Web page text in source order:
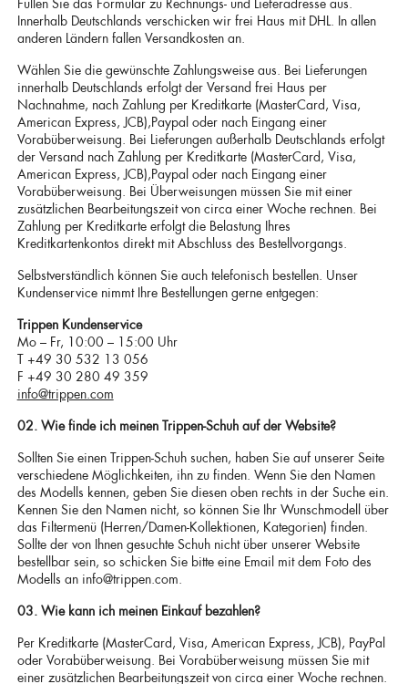
Füllen Sie das Formular zu Rechnungs- und Lieferadresse aus.
Innerhalb Deutschlands verschicken wir frei Haus mit DHL. In allen
anderen Ländern fallen Versandkosten an.
Wählen Sie die gewünschte Zahlungsweise aus. Bei Lieferungen
innerhalb Deutschlands erfolgt der Versand frei Haus per
Nachnahme, nach Zahlung per Kreditkarte (MasterCard, Visa,
American Express, JCB),Paypal oder nach Eingang einer
Vorabüberweisung. Bei Lieferungen außerhalb Deutschlands erfolgt
der Versand nach Zahlung per Kreditkarte (MasterCard, Visa,
American Express, JCB),Paypal oder nach Eingang einer
Vorabüberweisung. Bei Überweisungen müssen Sie mit einer
zusätzlichen Bearbeitungszeit von circa einer Woche rechnen. Bei
Zahlung per Kreditkarte erfolgt die Belastung Ihres
Kreditkartenkontos direkt mit Abschluss des Bestellvorgangs.
Selbstverständlich können Sie auch telefonisch bestellen. Unser
Kundenservice nimmt Ihre Bestellungen gerne entgegen:
Trippen Kundenservice
Mo – Fr, 10:00 – 15:00 Uhr
T +49 30 532 13 056
F +49 30 280 49 359
info@trippen.com
02. Wie finde ich meinen Trippen-Schuh auf der Website?
Sollten Sie einen Trippen-Schuh suchen, haben Sie auf unserer Seite
verschiedene Möglichkeiten, ihn zu finden. Wenn Sie den Namen
des Modells kennen, geben Sie diesen oben rechts in der Suche ein.
Kennen Sie den Namen nicht, so können Sie Ihr Wunschmodell über
das Filtermenü (Herren/Damen-Kollektionen, Kategorien) finden.
Sollte der von Ihnen gesuchte Schuh nicht über unserer Website
bestellbar sein, so schicken Sie bitte eine Email mit dem Foto des
Modells an info@trippen.com.
03. Wie kann ich meinen Einkauf bezahlen?
Per Kreditkarte (MasterCard, Visa, American Express, JCB), PayPal
oder Vorabüberweisung. Bei Vorabüberweisung müssen Sie mit
einer zusätzlichen Bearbeitungszeit von circa einer Woche rechnen.